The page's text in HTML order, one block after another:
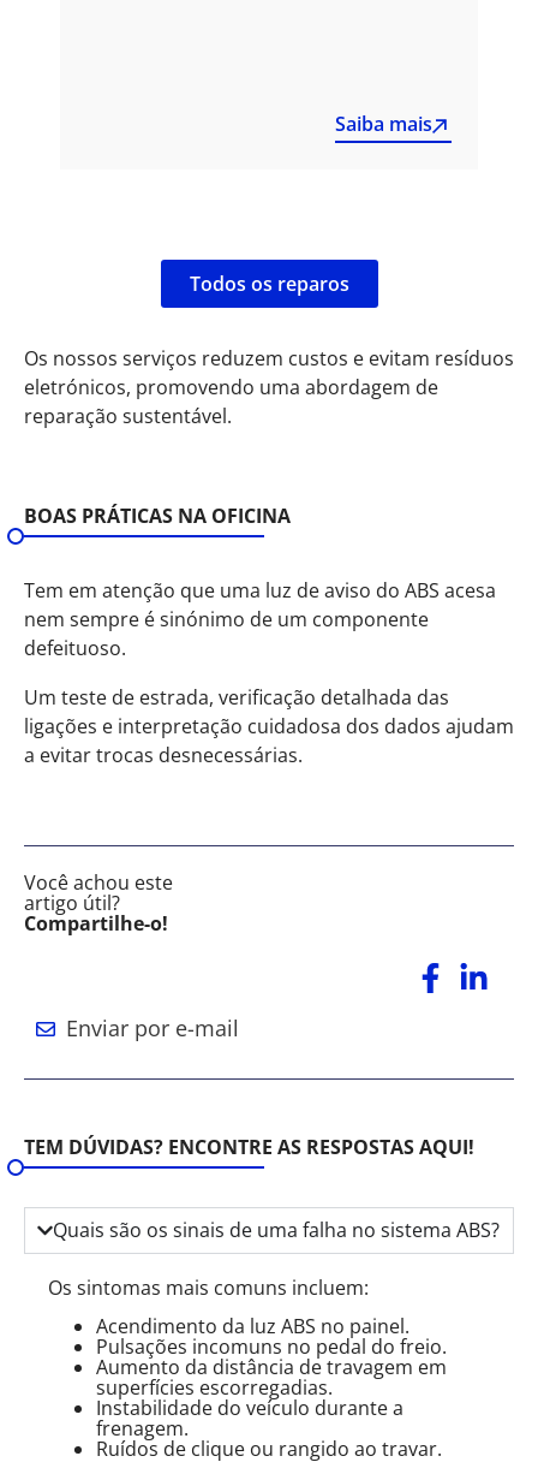
Saiba mais
Todos os reparos
Os nossos serviços reduzem custos e evitam resíduos
eletrónicos, promovendo uma abordagem de
reparação sustentável.
BOAS PRÁTICAS NA OFICINA
Tem em atenção que uma luz de aviso do ABS acesa
nem sempre é sinónimo de um componente
defeituoso.
Um teste de estrada, verificação detalhada das
ligações e interpretação cuidadosa dos dados ajudam
a evitar trocas desnecessárias.
Você achou este
artigo útil?
Compartilhe-o!
Enviar por e-mail
TEM DÚVIDAS? ENCONTRE AS RESPOSTAS AQUI!
Quais são os sinais de uma falha no sistema ABS?
Os sintomas mais comuns incluem:
Acendimento da luz ABS no painel.
Pulsações incomuns no pedal do freio.
Aumento da distância de travagem em
superfícies escorregadias.
Instabilidade do veículo durante a
frenagem.
Ruídos de clique ou rangido ao travar.